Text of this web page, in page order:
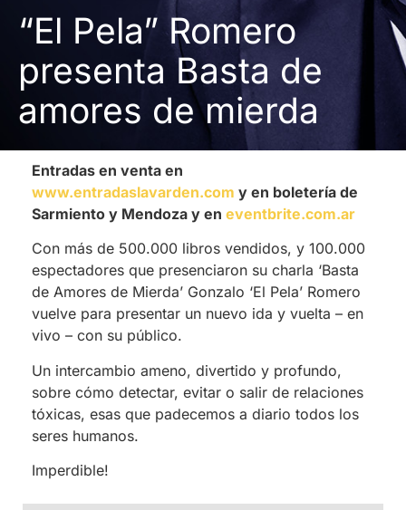
“El Pela” Romero
presenta Basta de
amores de mierda
Entradas en venta en
www.entradaslavarden.com y en boletería de
Sarmiento y Mendoza y en eventbrite.com.ar
Con más de 500.000 libros vendidos, y 100.000
espectadores que presenciaron su charla ‘Basta
de Amores de Mierda’ Gonzalo ‘El Pela’ Romero
vuelve para presentar un nuevo ida y vuelta – en
vivo – con su público.
Un intercambio ameno, divertido y profundo,
sobre cómo detectar, evitar o salir de relaciones
tóxicas, esas que padecemos a diario todos los
seres humanos.
Imperdible!